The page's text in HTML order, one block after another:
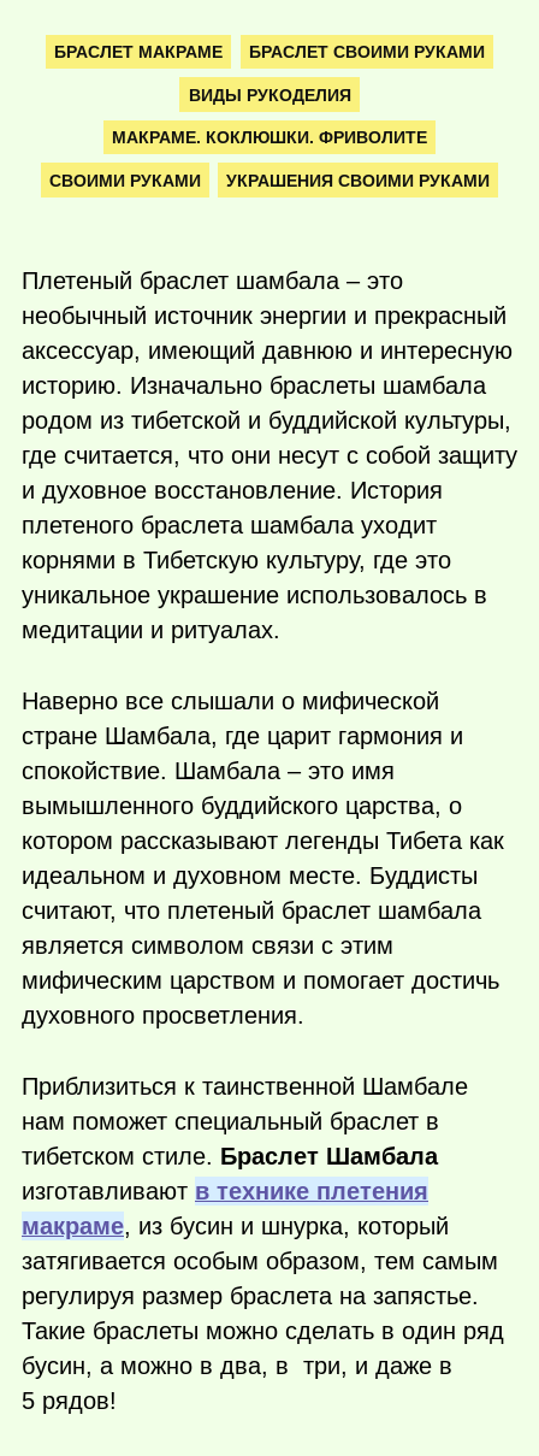
БРАСЛЕТ МАКРАМЕ БРАСЛЕТ СВОИМИ РУКАМИ
ВИДЫ РУКОДЕЛИЯ
МАКРАМЕ. КОКЛЮШКИ. ФРИВОЛИТЕ
СВОИМИ РУКАМИ УКРАШЕНИЯ СВОИМИ РУКАМИ
Плетеный браслет шамбала – это
необычный источник энергии и прекрасный
аксессуар, имеющий давнюю и интересную
историю. Изначально браслеты шамбала
родом из тибетской и буддийской культуры,
где считается, что они несут с собой защиту
и духовное восстановление. История
плетеного браслета шамбала уходит
корнями в Тибетскую культуру, где это
уникальное украшение использовалось в
медитации и ритуалах.
Наверно все слышали о мифической
стране Шамбала, где царит гармония и
спокойствие. Шамбала – это имя
вымышленного буддийского царства, о
котором рассказывают легенды Тибета как
идеальном и духовном месте. Буддисты
считают, что плетеный браслет шамбала
является символом связи с этим
мифическим царством и помогает достичь
духовного просветления.
Приблизиться к таинственной Шамбале
нам поможет специальный браслет в
тибетском стиле. Браслет Шамбала
изготавливают в технике плетения
макраме, из бусин и шнурка, который
затягивается особым образом, тем самым
регулируя размер браслета на запястье.
Такие браслеты можно сделать в один ряд
бусин, а можно в два, в три, и даже в
5 рядов!